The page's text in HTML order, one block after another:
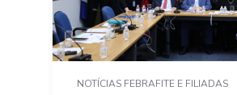
NOTÍCIAS FEBRAFITE E FILIADAS